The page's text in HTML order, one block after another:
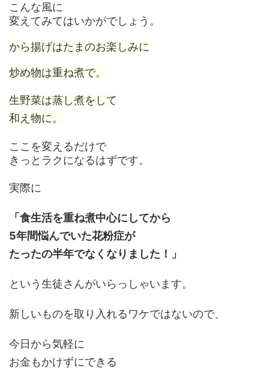
こんな風に
変えてみてはいかがでしょう。
から揚げはたまのお楽しみに
炒め物は重ね煮で。
生野菜は蒸し煮をして
和え物に。
ここを変えるだけで
きっとラクになるはずです。
実際に
「食生活を重ね煮中心にしてから
5年間悩んでいた花粉症が
たったの半年でなくなりました！」
という生徒さんがいらっしゃいます。
新しいものを取り入れるワケではないので、
今日から気軽に
お金もかけずにできる